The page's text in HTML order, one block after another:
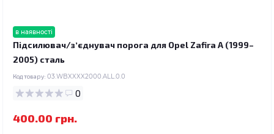
в наявності
Підсилювач/зʼєднувач порога для Opel Zafira A (1999–
2005) сталь
Код товару: 03.WBXXXX2000.ALL.0.0
0
400.00 грн.